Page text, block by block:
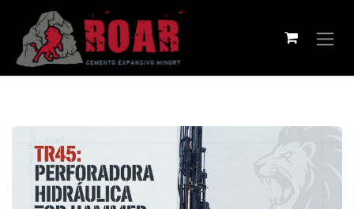
Ir al contenido